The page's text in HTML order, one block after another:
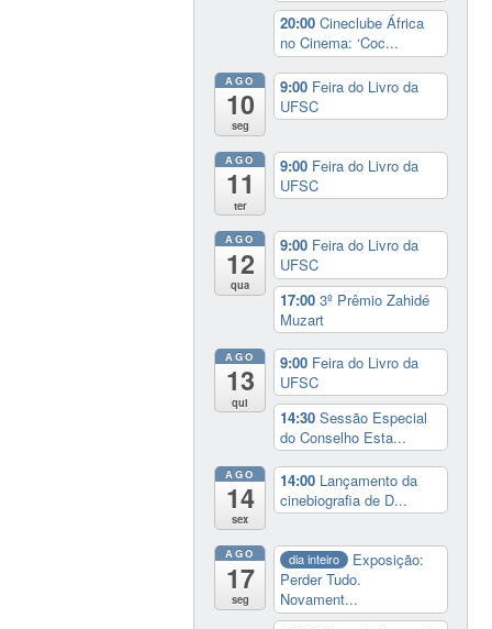
20:00Cineclube África
no Cinema: ‘Coc...
AGO
10
seg
9:00 Feira do Livro da
UFSC
AGO
11
ter
9:00 Feira do Livro da
UFSC
AGO
12
qua
9:00 Feira do Livro da
UFSC
17:003º Prêmio Zahidé
Muzart
AGO
13
qui
9:00 Feira do Livro da
UFSC
14:30Sessão Especial
do Conselho Esta...
AGO
14
sex
14:00 Lançamento da
cinebiografia de D...
AGO
17
seg
dia inteiro
Exposição:
Perder Tudo.
Novament...